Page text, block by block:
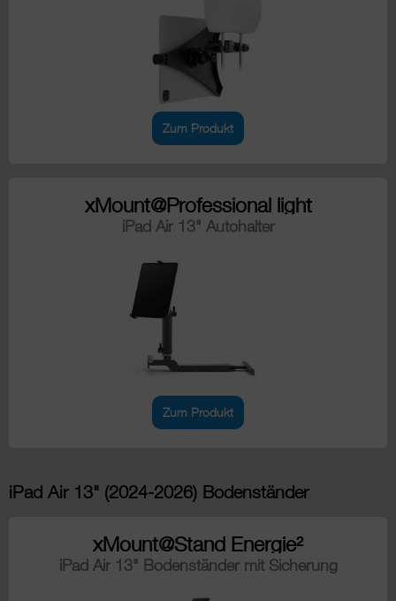
Zum Produkt
xMount@Professional light
iPad Air 13" Autohalter
Zum Produkt
iPad Air 13" (2024-2026) Bodenständer
xMount@Stand Energie²
iPad Air 13" Bodenständer mit Sicherung